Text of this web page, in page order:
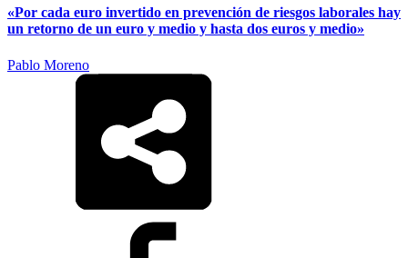
«Por cada euro invertido en prevención de riesgos laborales hay
un retorno de un euro y medio y hasta dos euros y medio»
Pablo Moreno